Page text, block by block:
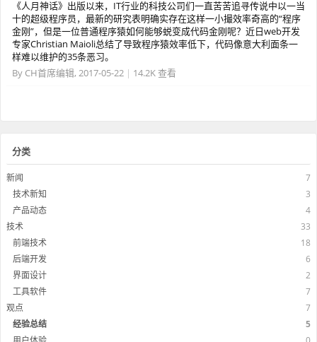
《人月神话》出版以来，IT行业的科技公司们一直苦苦追寻传说中以一当
十的超级程序员，最新的研究表明确实存在这样一小撮效率奇高的“程序
金刚”，但是一位普通程序猿如何能够蜕变成代码金刚呢？近日web开发
专家Christian Maioli总结了导致程序猿效率低下，代码像意大利面条一
样难以维护的35条恶习。
By CH首席编辑, 2017-05-22 | 14.2K 查看
分类
新闻
7
技术新知
3
产品动态
4
技术
33
前端技术
18
后端开发
6
界面设计
2
工具软件
7
观点
7
经验总结
5